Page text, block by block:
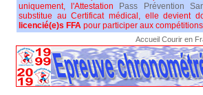
uniquement, l'Attestation
Pass Prévention
substitue au Certificat médical, elle devient
licencié(e)s FFA pour participer aux
Accueil Courir en